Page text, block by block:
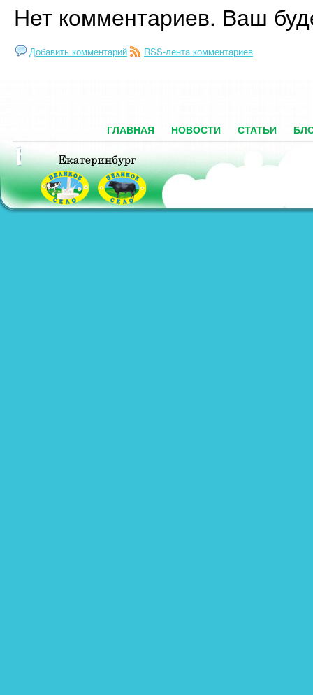
Нет комментариев. Ваш
Добавить комментарий RSS-лента комментариев
ГЛАВНАЯ НОВОСТИ СТАТЬИ